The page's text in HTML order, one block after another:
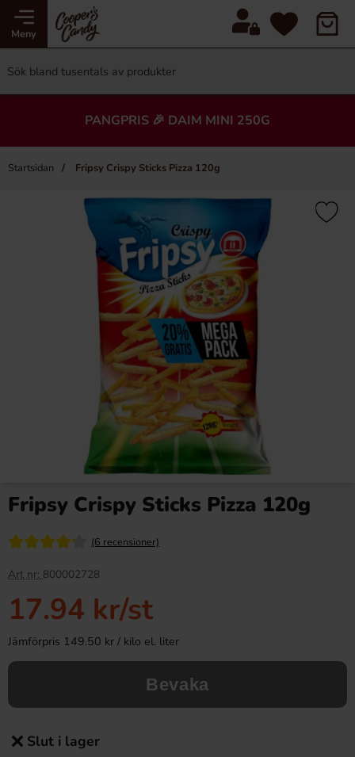
Meny
PANGPRIS 🎉 DAIM MINI 250G
Startsidan Fripsy Crispy Sticks Pizza 120g
Fripsy Crispy Sticks Pizza 120g
(6 recensioner)
Art nr: 800002728
17.94 kr/st
Jämförpris 149.50 kr / kilo el. liter
Bevaka
Slut i lager